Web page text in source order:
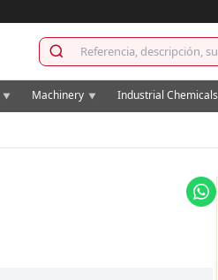
▼ Machinery ▼ Industrial Chemicals